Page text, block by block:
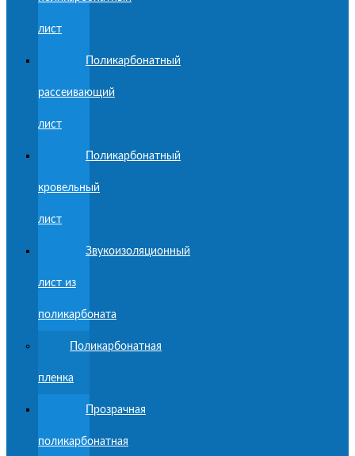
лист
Поликарбонатный
рассеивающий
лист
Поликарбонатный
кровельный
лист
Звукоизоляционный
лист из
поликарбоната
Поликарбонатная
пленка
Прозрачная
поликарбонатная